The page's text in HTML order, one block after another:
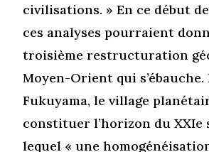
civilisations. » En ce début
ces analyses pourraient
troisième restructuration
Moyen-Orient qui s’ébauche.
Fukuyama, le village
constituer l’horizon du XXIe
lequel « une